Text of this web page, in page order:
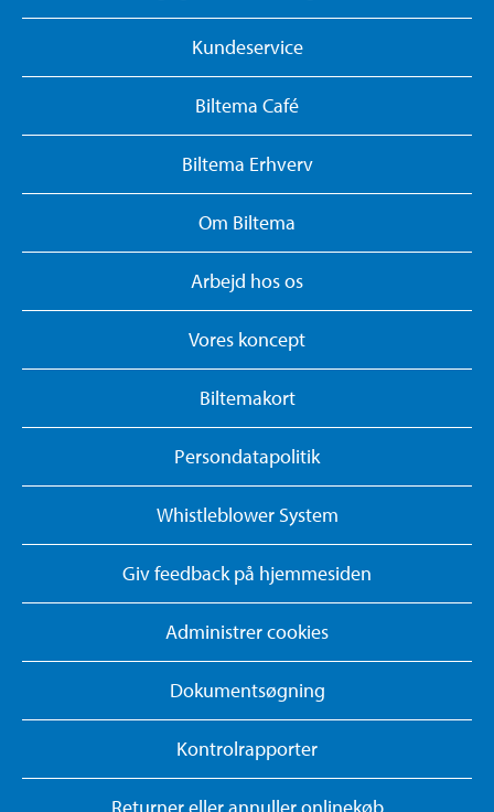
Kundeservice
Biltema Café
Biltema Erhverv
Om Biltema
Arbejd hos os
Vores koncept
Biltemakort
Persondatapolitik
Whistleblower System
Giv feedback på hjemmesiden
Administrer cookies
Dokumentsøgning
Kontrolrapporter